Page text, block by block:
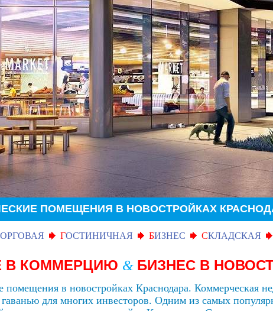
ПОМЕЩЕНИЯ В НОВОСТРОЙКАХ
ОРГОВАЯ ГОСТИНИЧНАЯ БИЗНЕС СКЛАДСКАЯ
В КОММЕРЦИЮ & БИЗНЕС В
помещения в новостройках Краснодара. Коммерческая
гаванью для многих инвесторов. Одним из самых